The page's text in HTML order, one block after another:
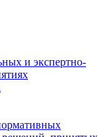
и экспертно-